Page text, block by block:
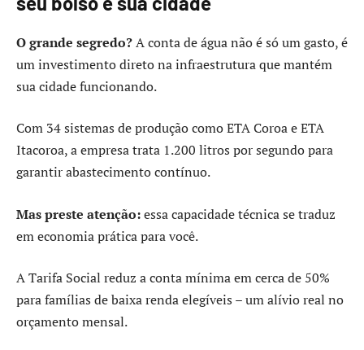
O grande segredo?A conta de água não é só um gasto, é
um investimento direto na infraestrutura que mantém
sua cidade funcionando.
Com 34 sistemas de produção como ETA Coroa e ETA
Itacoroa, a empresa trata 1.200 litros por segundo para
garantir abastecimento contínuo.
Mas preste atenção:essa capacidade técnica se traduz
em economia prática para você.
A Tarifa Social reduz a conta mínima em cerca de 50%
para famílias de baixa renda elegíveis – um alívio real no
orçamento mensal.